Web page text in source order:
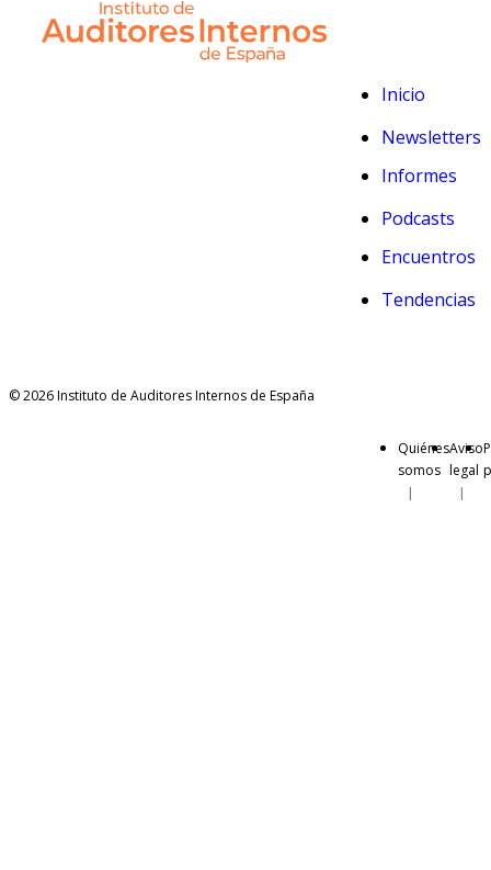
Inicio
Newsletters
Informes
Podcasts
Encuentros
Tendencias
© 2026 Instituto de Auditores Internos de España
Quiénes
somos
Aviso
legal